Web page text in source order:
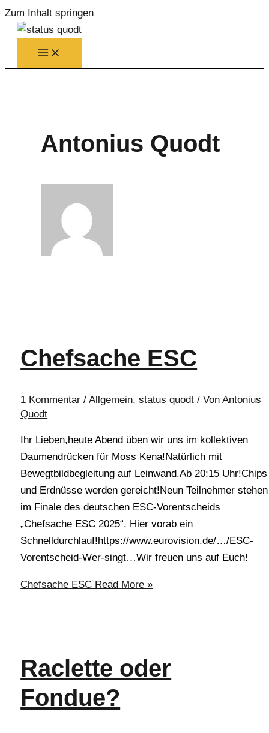
Zum Inhalt springen
Antonius Quodt
Chefsache ESC
1 Kommentar /Allgemein,status quodt / VonAntonius
Quodt
Ihr Lieben,heute Abend üben wir uns im kollektiven
Daumendrücken für Moss Kena!Natürlich mit
Bewegtbildbegleitung auf Leinwand.Ab 20:15 Uhr!Chips
und Erdnüsse werden gereicht!Neun Teilnehmer stehen
im Finale des deutschen ESC-Vorentscheids
„Chefsache ESC 2025“. Hier vorab ein
Schnelldurchlauf!https://www.eurovision.de/…/ESC-
Vorentscheid-Wer-singt…Wir freuen uns auf Euch!
Chefsache ESC Read More »
Raclette oder
Fondue?